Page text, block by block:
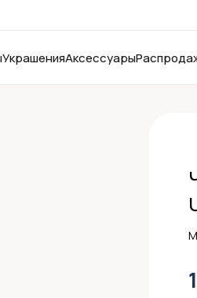
УкрашенияАксессуары